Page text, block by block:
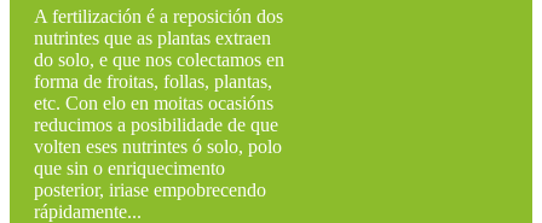
A fertilización é a reposición dos
nutrintes que as plantas extraen
do solo, e que nos colectamos en
forma de froitas, follas, plantas,
etc. Con elo en moitas ocasións
reducimos a posibilidade de que
volten eses nutrintes ó solo, polo
que sin o enriquecimento
posterior, iriase empobrecendo
rápidamente...